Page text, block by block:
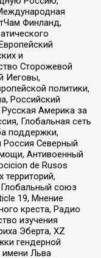
Финланд,
и
Сторожевой
Иеговы,
политики,
Российский
Америка за
Глобальная сеть
поддержки,
Россия Северный
Антивоенный
de Rusos
союз
19, Мнение
креста, Радио
изучения
Эберта, XZ
гендерной
имени Льва